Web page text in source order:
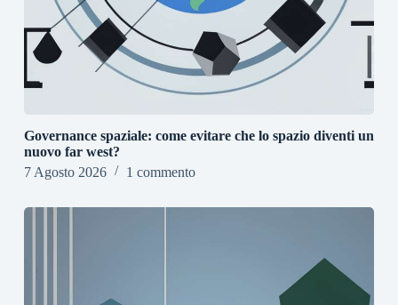
Governance spaziale: come evitare che lo spazio diventi un
nuovo far west?
7 Agosto 2026
1 commento